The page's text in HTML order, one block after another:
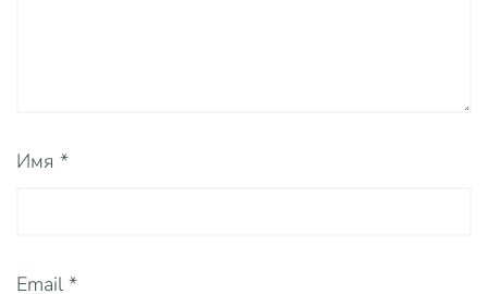
Имя *
Email *